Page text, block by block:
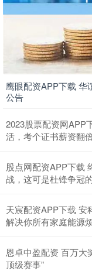
鹰眼配资APP下载 华
公告
2023股票配资网APP
活，考个证书薪资翻
股点网配资APP下载
战，这可是杜锋争冠
天宸配资APP下载 安
解决你所有家庭能源
恩卓中盈配资 百万大
顶级赛事”